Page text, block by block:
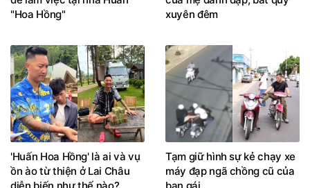
"Hoa Hồng"
xuyên đêm
'Huấn Hoa Hồng' là ai và vụ
ồn ào từ thiện ở Lai Châu
Tạm giữ hình sự kẻ chạy xe
máy đạp ngã chồng cũ của